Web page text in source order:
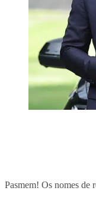
Pasmem! Os nomes de